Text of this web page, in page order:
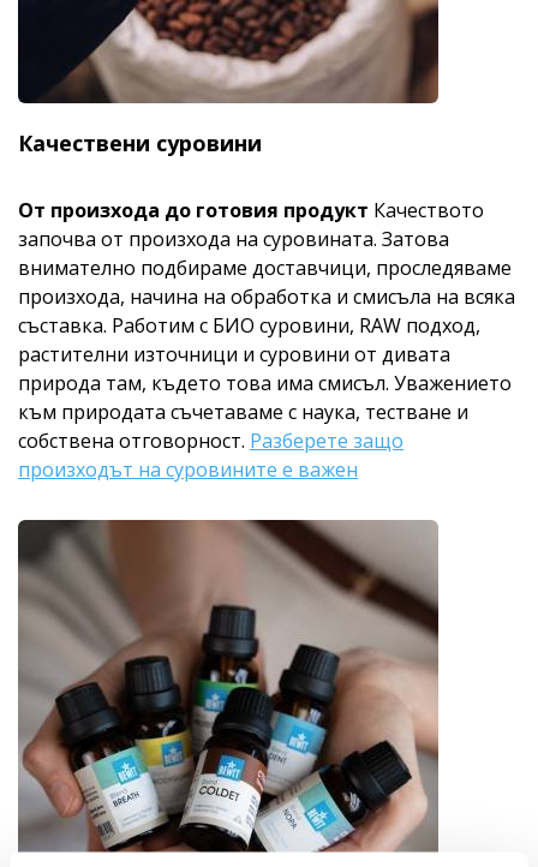
Качествени суровини
От произхода до готовия продукт Качеството
започва от произхода на суровината. Затова
внимателно подбираме доставчици, проследяваме
произхода, начина на обработка и смисъла на всяка
съставка. Работим с БИО суровини, RAW подход,
растителни източници и суровини от дивата
природа там, където това има смисъл. Уважението
към природата съчетаваме с наука, тестване и
собствена отговорност. Разберете защо
произходът на суровините е важен